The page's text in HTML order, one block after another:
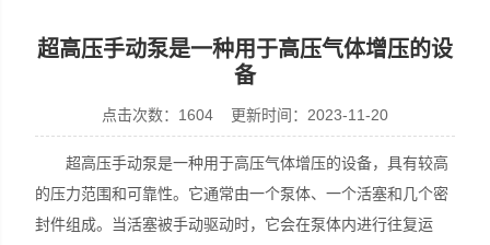
上海康驿实业有限公司
超高压手动泵是一种用于高压气体增压的设
备
点击次数：1604 更新时间：2023-11-20
超高压手动泵是一种用于高压气体增压的设备，具有较高
的压力范围和可靠性。它通常由一个泵体、一个活塞和几个密
封件组成。当活塞被手动驱动时，它会在泵体内进行往复运